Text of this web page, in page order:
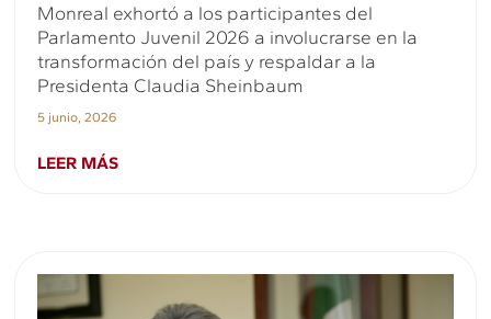
Monreal exhortó a los participantes del
Parlamento Juvenil 2026 a involucrarse en la
transformación del país y respaldar a la
Presidenta Claudia Sheinbaum
5 junio, 2026
LEER MÁS